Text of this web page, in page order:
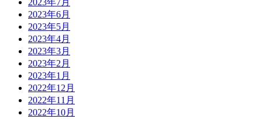
2023年7月
2023年6月
2023年5月
2023年4月
2023年3月
2023年2月
2023年1月
2022年12月
2022年11月
2022年10月